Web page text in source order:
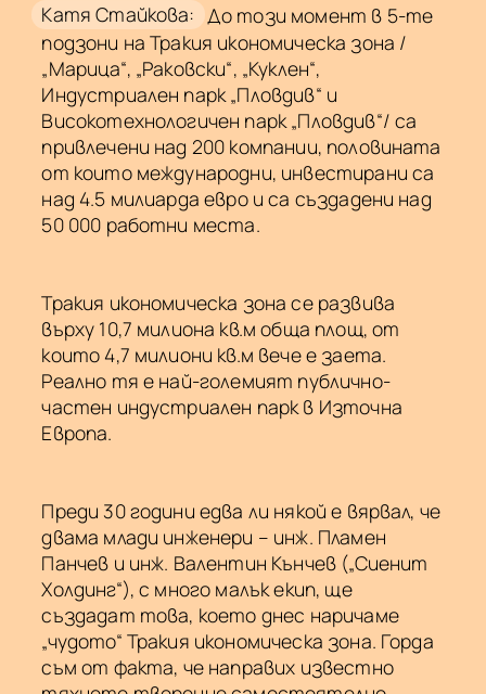
Катя Стайкова: До този момент в 5-те
подзони на Тракия икономическа зона /
„Марица“, „Раковски“, „Куклен“,
Индустриален парк „Пловдив“ и
Високотехнологичен парк „Пловдив“/ са
привлечени над 200 компании, половината
от които международни, инвестирани са
над 4.5 милиарда евро и са създадени над
50 000 работни места.
Тракия икономическа зона се развива
върху 10,7 милиона кв.м обща площ, от
които 4,7 милиони кв.м вече е заета.
Реално тя е най-големият публично-
частен индустриален парк в Източна
Европа.
Преди 30 години едва ли някой е вярвал, че
двама млади инженери – инж. Пламен
Панчев и инж. Валентин Кънчев („Сиенит
Холдинг“), с много малък екип, ще
създадат това, което днес наричаме
„чудото“ Тракия икономическа зона. Горда
съм от факта, че направих известно